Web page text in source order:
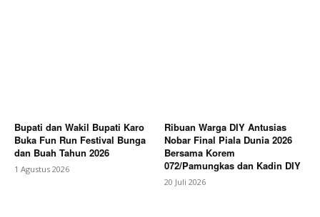
Bupati dan Wakil Bupati Karo
Buka Fun Run Festival Bunga
dan Buah Tahun 2026
1 Agustus 2026
Ribuan Warga DIY Antusias
Nobar Final Piala Dunia 2026
Bersama Korem
072/Pamungkas dan Kadin DIY
20 Juli 2026